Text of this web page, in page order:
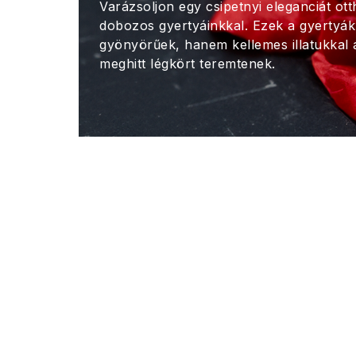
Varázsoljon egy csipetnyi eleganciát
dobozos gyertyáinkkal. Ezek a
gyönyörűek, hanem kellemes illatukkal
meghitt légkört teremtenek.